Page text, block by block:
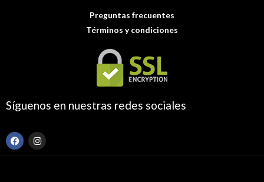
Preguntas frecuentes
Términos y condiciones
Síguenos en nuestras redes sociales
F
a
I
n